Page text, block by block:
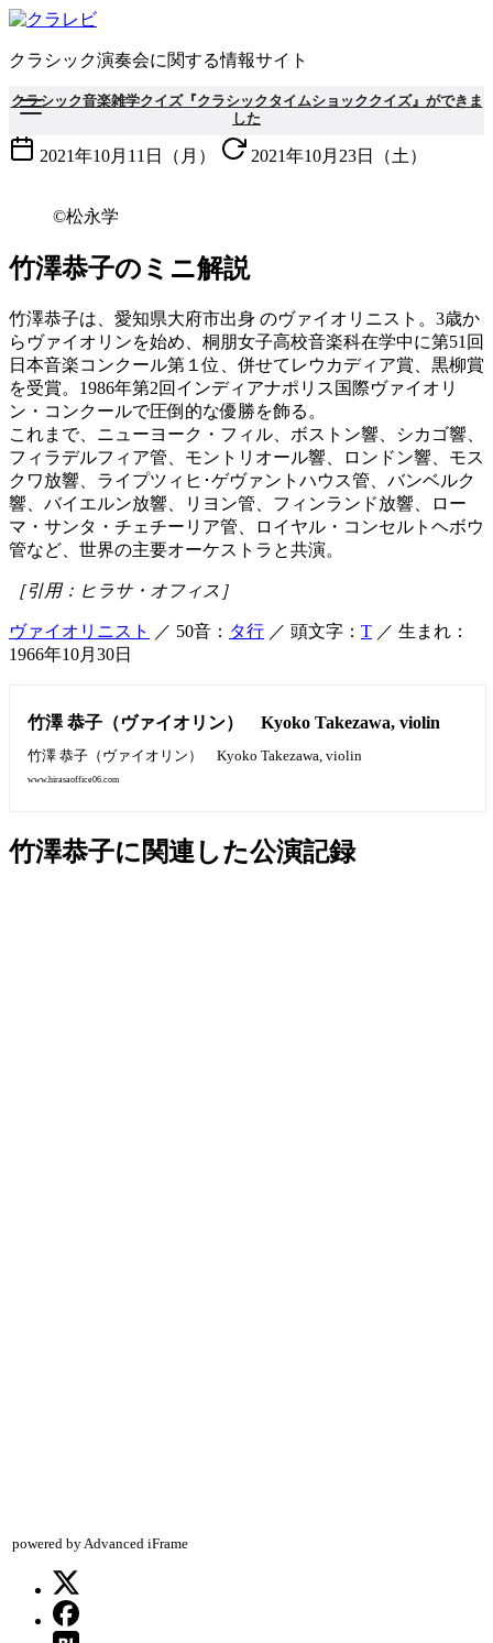
コ
テ
ツ
へ
移
クラシック演奏会に関する情報サイト
クラシック音楽雑学クイズ『クラシックタイムショッククイズ』ができま
した
2021年10月11日（月） 2021年10月23日（土）
©松永学
竹澤恭子のミニ解説
竹澤恭子は、愛知県大府市出身 のヴァイオリニスト。3歳か
らヴァイオリンを始め、桐朋女子高校音楽科在学中に第51回
日本音楽コンクール第１位、併せてレウカディア賞、黒柳賞
を受賞。1986年第2回インディアナポリス国際ヴァイオリ
ン・コンクールで圧倒的な優勝を飾る。
これまで、ニューヨーク・フィル、ボストン響、シカゴ響、
フィラデルフィア管、モントリオール響、ロンドン響、モス
クワ放響、ライプツィヒ･ゲヴァントハウス管、バンベルク
響、バイエルン放響、リヨン管、フィンランド放響、ロー
マ・サンタ・チェチーリア管、ロイヤル・コンセルトヘボウ
管など、世界の主要オーケストラと共演。
［引用：ヒラサ・オフィス］
ヴァイオリニスト ／ 50音： タ行 ／ 頭文字： T ／ 生まれ：
1966年10月30日
竹澤 恭子（ヴァイオリン） Kyoko Takezawa, violin
竹澤 恭子（ヴァイオリン） Kyoko Takezawa, violin
www.hirasaoffice06.com
竹澤恭子に関連した公演記録
powered by Advanced iFrame